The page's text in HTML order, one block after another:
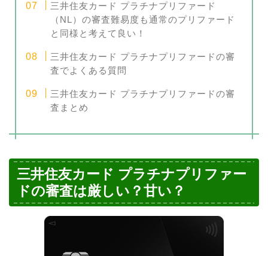
三井住友カード プラチナプリファード
（NL）の審査難易度も通常のプリファード
と同様と考えて良い！
三井住友カード プラチナプリファードの審
査でよくある質問
三井住友カード プラチナプリファードの審
査まとめ
三井住友カード プラチナプリファー
ドの審査は厳しい？甘い？